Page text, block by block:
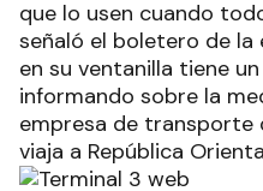
que lo usen cuando
señaló el boletero de la
en su ventanilla tiene
informando sobre la
empresa de transporte
viaja a República